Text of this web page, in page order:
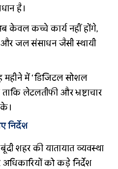
है।
केवल कच्चे कार्य नहीं होंगे,
जल संसाधन जैसी स्थायी
महीने में ‘डिजिटल सोशल
लेटलतीफी और भ्रष्टाचार
निर्देश
शहर की यातायात व्यवस्था
को कड़े निर्देश